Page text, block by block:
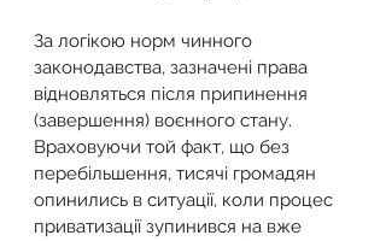
За логікою норм чинного
законодавства, зазначені права
відновляться після припинення
(завершення) воєнного стану.
Враховуючи той факт, що без
перебільшення, тисячі громадян
опинились в ситуації, коли процес
приватизації зупинився на вже